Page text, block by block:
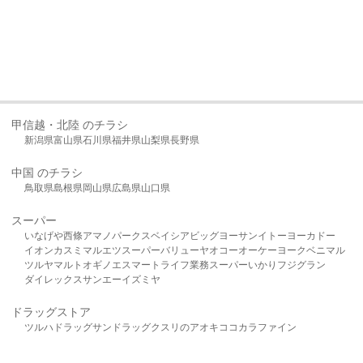
甲信越・北陸 のチラシ
新潟県富山県石川県福井県山梨県長野県
中国 のチラシ
鳥取県島根県岡山県広島県山口県
スーパー
いなげや西條アマノパークスベイシア ビッグヨーサンイトーヨーカドー
イオンカスミ マルエツスーパーバリューヤオコーオーケー ヨークベニマル
ツルヤマルト オギノ エスマート ライフ業務スーパーいかり フジグラン
ダイレックスサンエーイズミヤ
ドラッグストア
ツルハドラッグサンドラッグクスリのアオキ ココカラファイン